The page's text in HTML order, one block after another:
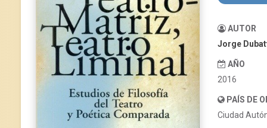
AUTOR
Jorge
AÑO
2016
PAÍS DE
Ciudad